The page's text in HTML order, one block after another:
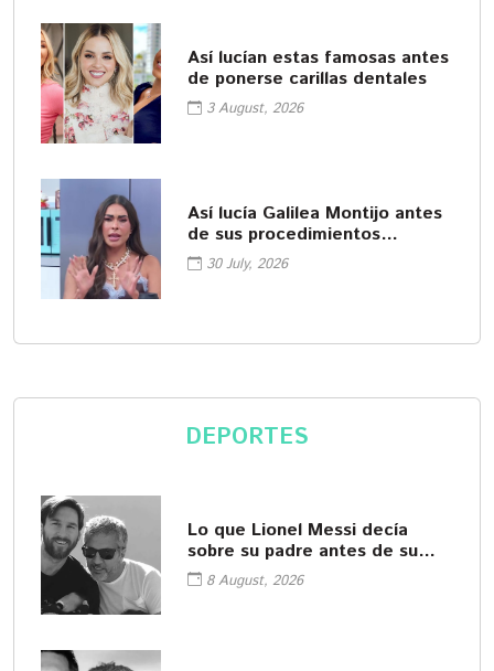
Así lucían estas famosas antes
de ponerse carillas dentales
3 August, 2026
Así lucía Galilea Montijo antes
de sus procedimientos
cosméticos
30 July, 2026
DEPORTES
Lo que Lionel Messi decía
sobre su padre antes de su
fallecimiento
8 August, 2026